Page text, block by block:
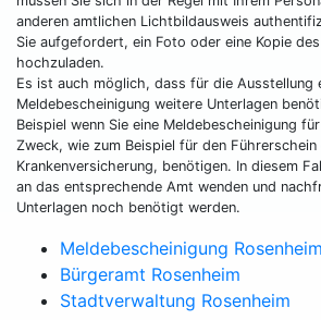
anderen amtlichen Lichtbildausweis
Sie aufgefordert, ein Foto oder eine Kopie
hochzuladen.
Es ist auch möglich, dass für die Ausstellung
Meldebescheinigung weitere Unterlagen
Beispiel wenn Sie eine Meldebescheinigung
Zweck, wie zum Beispiel für den
Krankenversicherung, benötigen. In diesem
an das entsprechende Amt wenden und
Unterlagen noch benötigt werden.
Meldebescheinigung Rosenheim
Bürgeramt Rosenheim
Stadtverwaltung Rosenheim